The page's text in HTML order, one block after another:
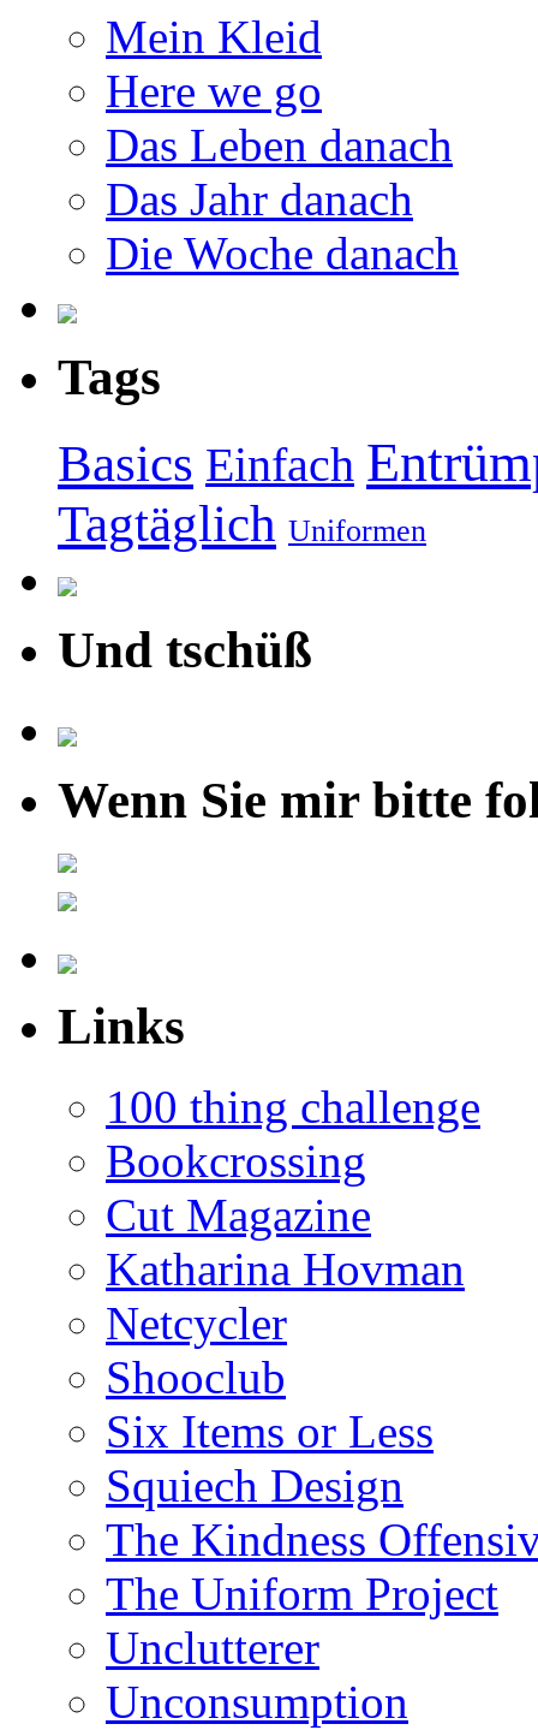
Mein Kleid
Here we go
Das Leben danach
Das Jahr danach
Die Woche danach
Tags
Basics Einfach
Tagtäglich Uniformen
Und tschüß
Wenn Sie mir bitte
Links
100 thing challenge
Bookcrossing
Cut Magazine
Katharina Hovman
Netcycler
Shooclub
Six Items or Less
Squiech Design
The Kindness
The Uniform Project
Unclutterer
Unconsumption